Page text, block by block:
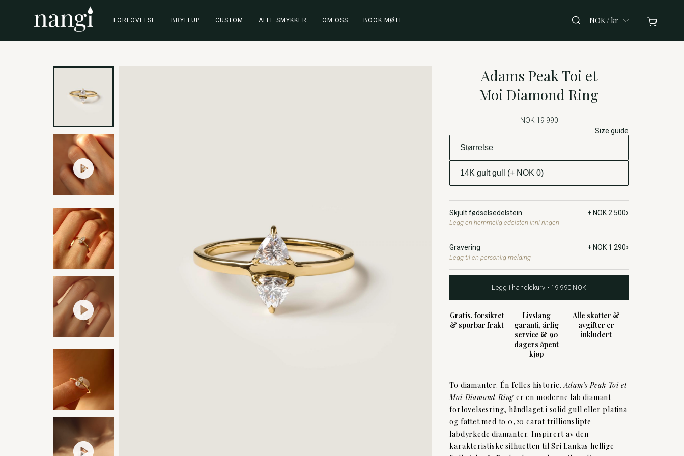
FORLOVELSE BRYLLUP CUSTOM ALLE SMYKKER OM OSS BOOK MØTE NOK / kr
Adams Peak Toi et
Moi Diamond Ring
NOK 19 990
Size guide
Skjult fødselsedelstein
Legg en hemmelig edelsten inni ringen
+ NOK 2 500›
Gravering
Legg til en personlig melding
+ NOK 1 290›
Legg i handlekurv • 19 990 NOK
Gratis, forsikret
& sporbar frakt
Livslang
garanti, årlig
service & 90
dagers åpent
kjøp
Alle skatter &
avgifter er
inkludert
To diamanter. Én felles historie. Adam’s Peak Toi et
Moi Diamond Ringer en moderne lab diamant
forlovelsesring, håndlaget i solid gull eller platina
og fattet med to 0,20 carat trillionslipte
labdyrkede diamanter. Inspirert av den
karakteristiske silhuetten til Sri Lankas hellige